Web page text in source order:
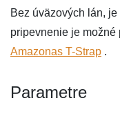
Bez úväzových lán,
pripevnenie je možné
Amazonas T-Strap .
Parametre